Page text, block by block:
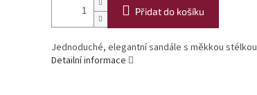
Přidat do košíku
Jednoduché, elegantní sandále s měkkou stélkou
Detailní informace